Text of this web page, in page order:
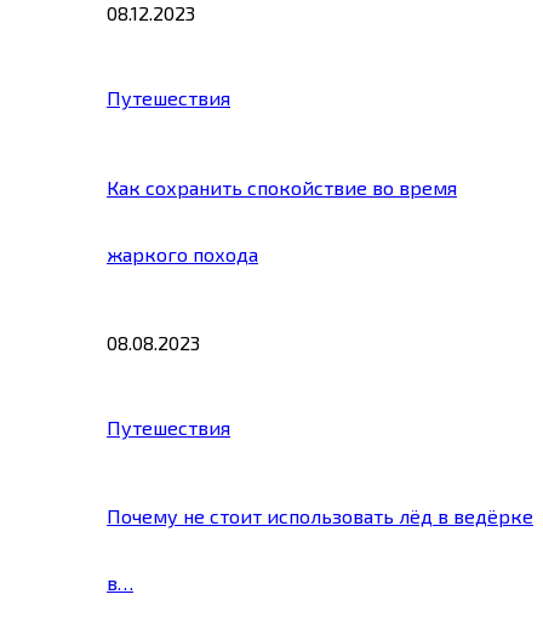
08.12.2023
Путешествия
Как сохранить спокойствие во время
жаркого похода
08.08.2023
Путешествия
Почему не стоит использовать лёд в ведёрке
в…